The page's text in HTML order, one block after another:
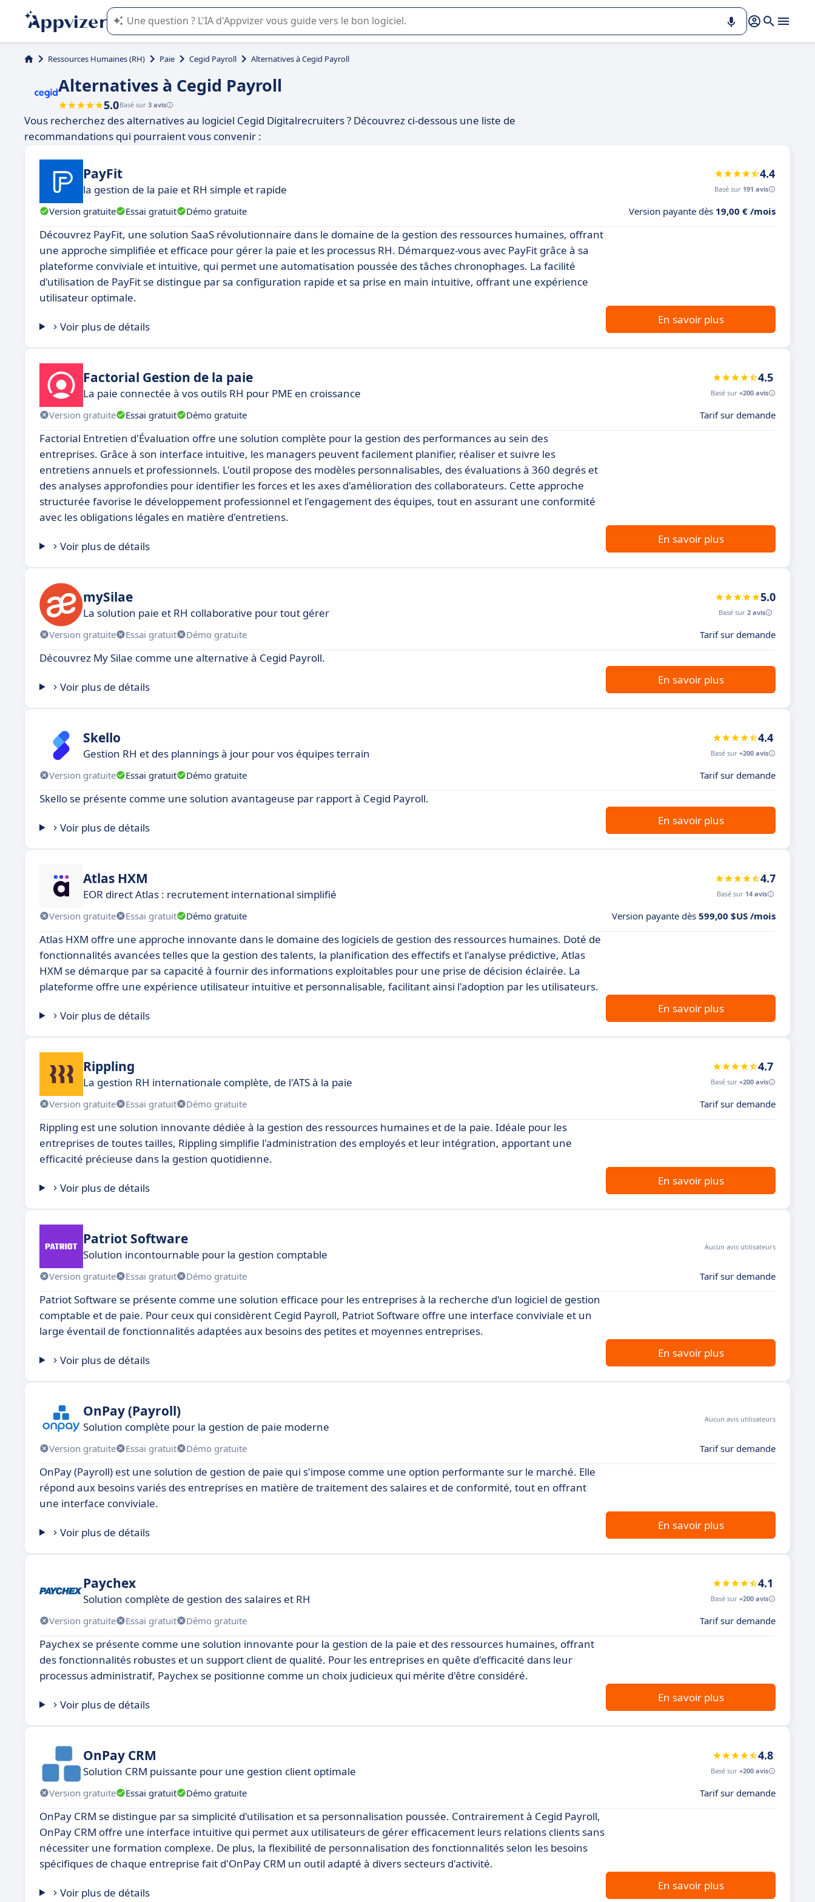
L'IA de Appvizer vous guide dans l'utilisation ou la sélection de logiciel SaaS en entreprise.
Ressources Humaines (RH) Paie Cegid Payroll Alternatives à Cegid Payroll
Alternatives à Cegid Payroll
5.0Basé sur 3 avis
Vous recherchez des alternatives au logiciel Cegid Digitalrecruiters ? Découvrez ci-dessous une liste de
recommandations qui pourraient vous convenir :
PayFit
la gestion de la paie et RH simple et rapide
4.4
Basé sur 191 avis
Version gratuite Essai gratuit Démo gratuite Version payante dès 19,00 € /mois
Découvrez PayFit, une solution SaaS révolutionnaire dans le domaine de la gestion des ressources humaines, offrant
une approche simplifiée et efficace pour gérer la paie et les processus RH. Démarquez-vous avec PayFit grâce à sa
plateforme conviviale et intuitive, qui permet une automatisation poussée des tâches chronophages. La facilité
d'utilisation de PayFit se distingue par sa configuration rapide et sa prise en main intuitive, offrant une expérience
utilisateur optimale.
Voir plus de détails
En savoir plus
Factorial Gestion de la paie
La paie connectée à vos outils RH pour PME en croissance
4.5
Basé sur +200 avis
Version gratuite Essai gratuit Démo gratuite Tarif sur demande
Factorial Entretien d'Évaluation offre une solution complète pour la gestion des performances au sein des
entreprises. Grâce à son interface intuitive, les managers peuvent facilement planifier, réaliser et suivre les
entretiens annuels et professionnels. L'outil propose des modèles personnalisables, des évaluations à 360 degrés et
des analyses approfondies pour identifier les forces et les axes d'amélioration des collaborateurs. Cette approche
structurée favorise le développement professionnel et l'engagement des équipes, tout en assurant une conformité
avec les obligations légales en matière d'entretiens.
Voir plus de détails
En savoir plus
mySilae
La solution paie et RH collaborative pour tout gérer
5.0
Basé sur 2 avis
Version gratuite Essai gratuit Démo gratuite Tarif sur demande
Découvrez My Silae comme une alternative à Cegid Payroll.
Voir plus de détails
En savoir plus
Skello
Gestion RH et des plannings à jour pour vos équipes terrain
4.4
Basé sur +200 avis
Version gratuite Essai gratuit Démo gratuite Tarif sur demande
Skello se présente comme une solution avantageuse par rapport à Cegid Payroll.
Voir plus de détails
En savoir plus
Atlas HXM
EOR direct Atlas : recrutement international simplifié
4.7
Basé sur 14 avis
Version gratuite Essai gratuit Démo gratuite Version payante dès 599,00 $US /mois
Atlas HXM offre une approche innovante dans le domaine des logiciels de gestion des ressources humaines. Doté de
fonctionnalités avancées telles que la gestion des talents, la planification des effectifs et l'analyse prédictive, Atlas
HXM se démarque par sa capacité à fournir des informations exploitables pour une prise de décision éclairée. La
plateforme offre une expérience utilisateur intuitive et personnalisable, facilitant ainsi l'adoption par les utilisateurs.
Voir plus de détails
En savoir plus
Rippling
La gestion RH internationale complète, de l'ATS à la paie
4.7
Basé sur +200 avis
Version gratuite Essai gratuit Démo gratuite Tarif sur demande
Rippling est une solution innovante dédiée à la gestion des ressources humaines et de la paie. Idéale pour les
entreprises de toutes tailles, Rippling simplifie l'administration des employés et leur intégration, apportant une
efficacité précieuse dans la gestion quotidienne.
Voir plus de détails
En savoir plus
Patriot Software
Solution incontournable pour la gestion comptable
Aucun avis utilisateurs
Version gratuite Essai gratuit Démo gratuite Tarif sur demande
Patriot Software se présente comme une solution efficace pour les entreprises à la recherche d'un logiciel de gestion
comptable et de paie. Pour ceux qui considèrent Cegid Payroll, Patriot Software offre une interface conviviale et un
large éventail de fonctionnalités adaptées aux besoins des petites et moyennes entreprises.
Voir plus de détails
En savoir plus
OnPay (Payroll)
Solution complète pour la gestion de paie moderne
Aucun avis utilisateurs
Version gratuite Essai gratuit Démo gratuite Tarif sur demande
OnPay (Payroll) est une solution de gestion de paie qui s'impose comme une option performante sur le marché. Elle
répond aux besoins variés des entreprises en matière de traitement des salaires et de conformité, tout en offrant
une interface conviviale.
Voir plus de détails
En savoir plus
Paychex
Solution complète de gestion des salaires et RH
4.1
Basé sur +200 avis
Version gratuite Essai gratuit Démo gratuite Tarif sur demande
Paychex se présente comme une solution innovante pour la gestion de la paie et des ressources humaines, offrant
des fonctionnalités robustes et un support client de qualité. Pour les entreprises en quête d'efficacité dans leur
processus administratif, Paychex se positionne comme un choix judicieux qui mérite d'être considéré.
Voir plus de détails
En savoir plus
OnPay CRM
Solution CRM puissante pour une gestion client optimale
4.8
Basé sur +200 avis
Version gratuite Essai gratuit Démo gratuite Tarif sur demande
OnPay CRM se distingue par sa simplicité d'utilisation et sa personnalisation poussée. Contrairement à Cegid Payroll,
OnPay CRM offre une interface intuitive qui permet aux utilisateurs de gérer efficacement leurs relations clients sans
nécessiter une formation complexe. De plus, la flexibilité de personnalisation des fonctionnalités selon les besoins
spécifiques de chaque entreprise fait d'OnPay CRM un outil adapté à divers secteurs d'activité.
Voir plus de détails
En savoir plus